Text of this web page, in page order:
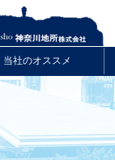
当社のオススメ